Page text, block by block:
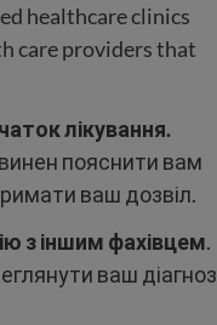
healthcare clinics
care providers that
лікування.
пояснити вам
ваш дозвіл.
з іншим фахівцем.
ваш діагноз